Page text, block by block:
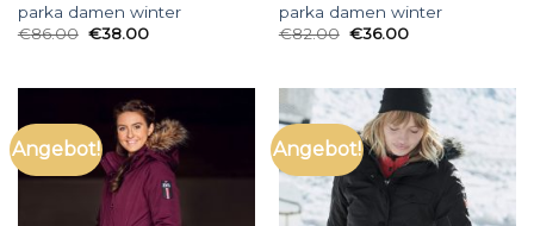
parka damen winter
€86.00 €38.00
parka damen winter
€82.00 €36.00
Angebot! Angebot!